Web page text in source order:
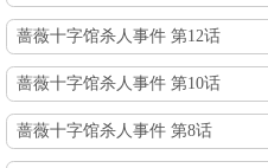
蔷薇十字馆杀人事件 第12话
蔷薇十字馆杀人事件 第10话
蔷薇十字馆杀人事件 第8话